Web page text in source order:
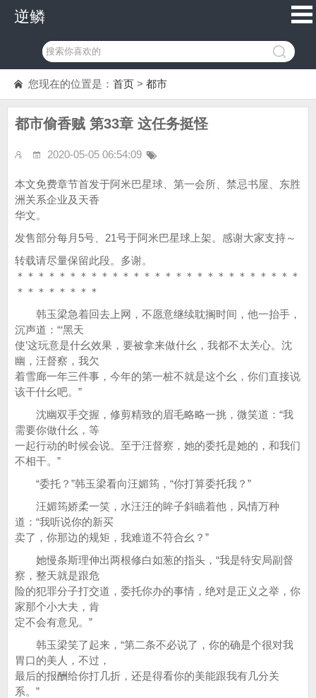
逆鳞
您现在的位置是： 首页 > 都市
都市偷香贼 第33章 这任务挺怪
2020-05-05 06:54:09
本文免费章节首发于阿米巴星球、第一会所、禁忌书屋、东胜
洲关系企业及天香
华文。
发售部分每月5号、21号于阿米巴星球上架。感谢大家支持～
转载请尽量保留此段。多谢。
＊＊＊＊＊＊＊＊＊＊＊＊＊＊＊＊＊＊＊＊＊＊＊＊＊＊＊
＊＊＊＊＊＊＊＊
韩玉梁急着回去上网，不愿意继续耽搁时间，他一抬手，
沉声道：“‘黑天
使’这玩意是什幺效果，要被拿来做什幺，我都不太关心。沈
幽，汪督察，我欠
着雪廊一年三件事，今年的第一桩不就是这个幺，你们直接说
该干什幺吧。”
沈幽双手交握，修剪精致的眉毛略略一挑，微笑道：“我
需要你做什幺，等
一起行动的时候会说。至于汪督察，她的委托是她的，和我们
不相干。”
“委托？”韩玉梁看向汪媚筠，“你打算委托我？”
汪媚筠娇柔一笑，水汪汪的眸子斜瞄着他，风情万种
道：“我听说你的新买
卖了，你那边的规矩，我难道不符合幺？”
她慢条斯理伸出两根修白如葱的指头，“我是特安局副督
察，整天就是跟危
险的犯罪分子打交道，委托你办的事情，绝对是正义之举，你
家那个小大夫，肯
定不会有意见。”
韩玉梁笑了起来，“第二条不必说了，你的确是个很对我
胃口的美人，不过，
最后的报酬给你打几折，还是得看你的美能跟我有几分关
系。”